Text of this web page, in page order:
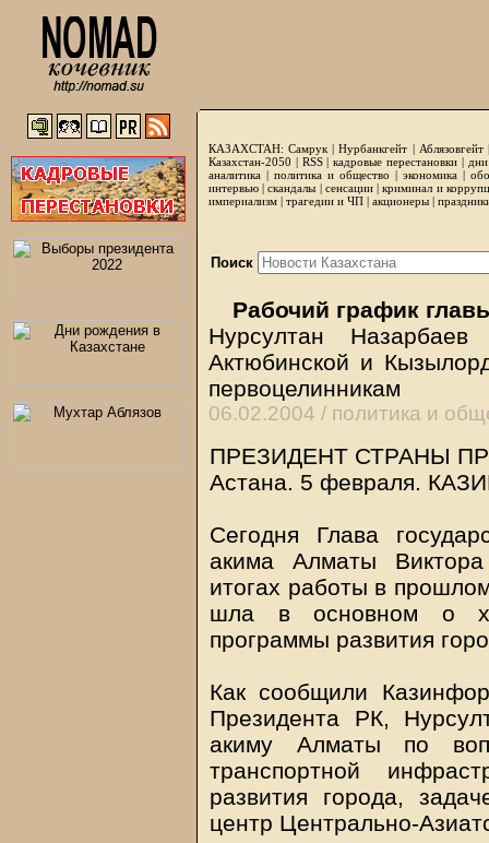
КАЗАХСТАН: Самрук |Нурбанкгейт | Аблязовгейт
Казахстан-2050 | RSS|кадровые перестановки|
аналитика | политика и общество | экономика |
интервью |скандалы | сенсации|криминал и
империализм | трагедии и ЧП | акционеры |
Поиск
Рабочий график
Нурсултан
Актюбинской и
первоцелинникам
06.02.2004 / политика и
ПРЕЗИДЕНТ СТРАНЫ
Астана. 5 февраля.
Сегодня Глава
акима Алматы
итогах работы в
шла в основном о
программы развития
Как сообщили
Президента РК,
акиму Алматы по
транспортной
развития города,
центр Центрально-